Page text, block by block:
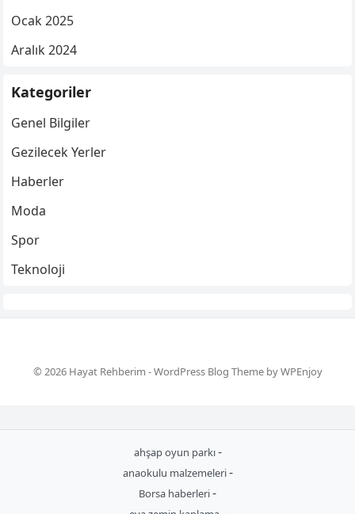
Ocak 2025
Aralık 2024
Kategoriler
Genel Bilgiler
Gezilecek Yerler
Haberler
Moda
Spor
Teknoloji
© 2026 Hayat Rehberim -WordPress Blog ThemebyWPEnjoy
ahşap oyun parkı-
anaokulu malzemeleri-
Borsa haberleri-